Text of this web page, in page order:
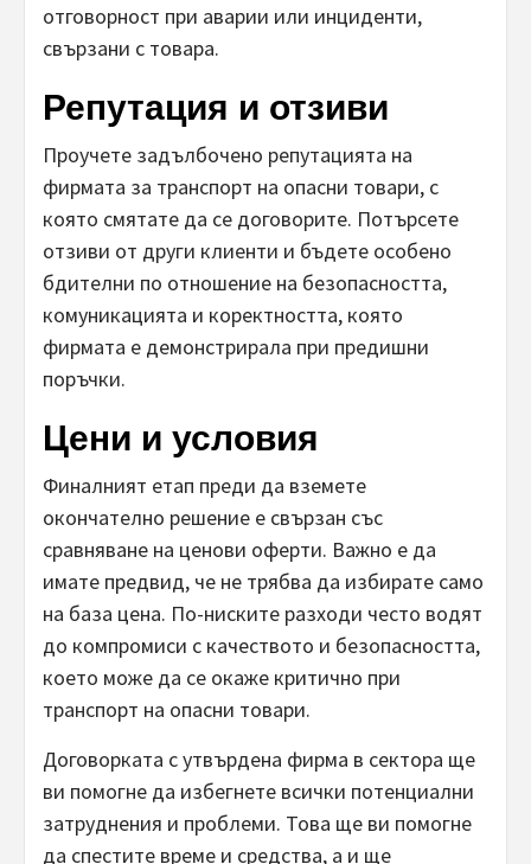
отговорност при аварии или инциденти,
свързани с товара.
Репутация и отзиви
Проучете задълбочено репутацията на
фирмата за транспорт на опасни товари, с
която смятате да се договорите. Потърсете
отзиви от други клиенти и бъдете особено
бдителни по отношение на безопасността,
комуникацията и коректността, която
фирмата е демонстрирала при предишни
поръчки.
Цени и условия
Финалният етап преди да вземете
окончателно решение е свързан със
сравняване на ценови оферти. Важно е да
имате предвид, че не трябва да избирате само
на база цена. По-ниските разходи често водят
до компромиси с качеството и безопасността,
което може да се окаже критично при
транспорт на опасни товари.
Договорката с утвърдена фирма в сектора ще
ви помогне да избегнете всички потенциални
затруднения и проблеми. Това ще ви помогне
да спестите време и средства, а и ще